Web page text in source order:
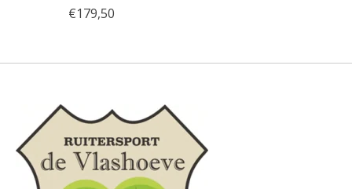
€179,50